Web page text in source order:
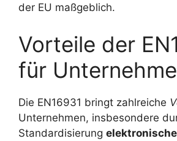
der EU maßgeblich.
Vorteile der
für
Die EN16931 bringt zahlreiche
Unternehmen, insbesondere
Standardisierung elektronische